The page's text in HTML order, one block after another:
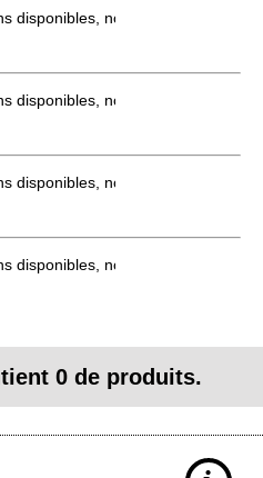
disponibles, non commandable
disponibles, non commandable
disponibles, non commandable
disponibles, non commandable
0 de produits.